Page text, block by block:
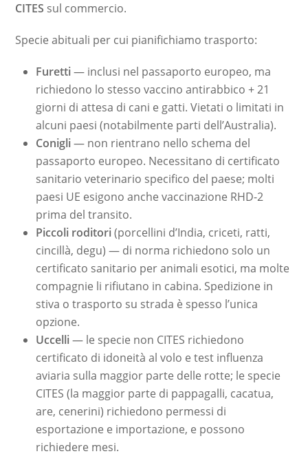
CITES sul commercio.
Specie abituali per cui pianifichiamo trasporto:
Furetti— inclusi nel passaporto europeo, ma
richiedono lo stesso vaccino antirabbico + 21
giorni di attesa di cani e gatti. Vietati o limitati in
alcuni paesi (notabilmente parti dell’Australia).
Conigli— non rientrano nello schema del
passaporto europeo. Necessitano di certificato
sanitario veterinario specifico del paese; molti
paesi UE esigono anche vaccinazione RHD-2
prima del transito.
Piccoli roditori(porcellini d’India, criceti, ratti,
cincillà, degu) — di norma richiedono solo un
certificato sanitario per animali esotici, ma molte
compagnie li rifiutano in cabina. Spedizione in
stiva o trasporto su strada è spesso l’unica
opzione.
Uccelli— le specie non CITES richiedono
certificato di idoneità al volo e test influenza
aviaria sulla maggior parte delle rotte; le specie
CITES (la maggior parte di pappagalli, cacatua,
are, cenerini) richiedono permessi di
esportazione e importazione, e possono
richiedere mesi.